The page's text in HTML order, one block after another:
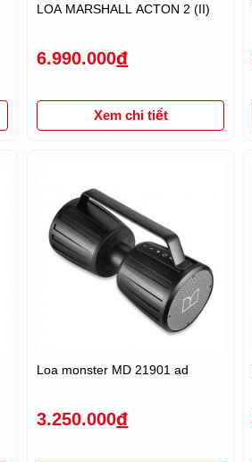
LOA MARSHALL ACTON 2 (II)
6.990.000đ
Xem chi tiết
Loa monster MD 21901 ad
3.250.000đ